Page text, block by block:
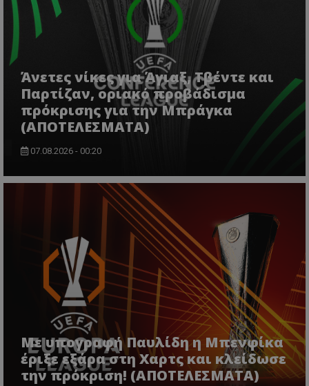
Άνετες νίκες για Άγιαξ, Τβέντε και
Παρτίζαν, οριακό προβάδισμα
πρόκρισης για την Μπράγκα
(ΑΠΟΤΕΛΕΣΜΑΤΑ)
07.08.2026 - 00:20
Με υπογραφή Παυλίδη η Μπενφίκα
έριξε εξάρα στη Χαρτς και κλείδωσε
την πρόκριση! (ΑΠΟΤΕΛΕΣΜΑΤΑ)